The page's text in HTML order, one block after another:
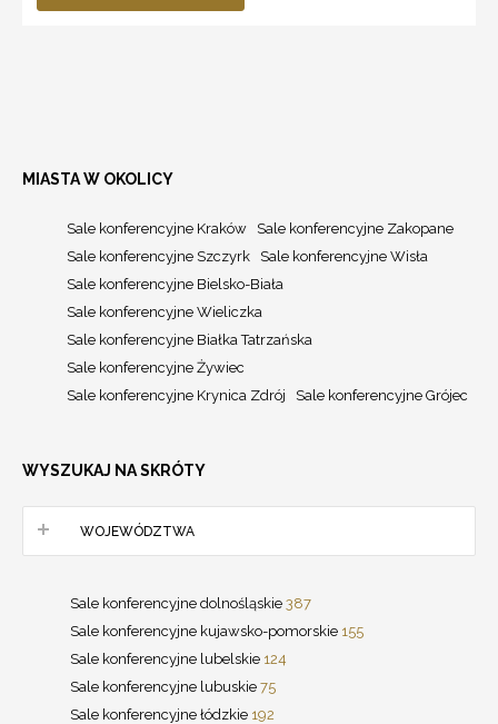
MIASTA W OKOLICY
Sale konferencyjne Kraków
Sale konferencyjne Zakopane
Sale konferencyjne Szczyrk
Sale konferencyjne Wisła
Sale konferencyjne Bielsko-Biała
Sale konferencyjne Wieliczka
Sale konferencyjne Białka Tatrzańska
Sale konferencyjne Żywiec
Sale konferencyjne Krynica Zdrój
Sale konferencyjne Grójec
WYSZUKAJ NA SKRÓTY
WOJEWÓDZTWA
Sale konferencyjne dolnośląskie 387
Sale konferencyjne kujawsko-pomorskie 155
Sale konferencyjne lubelskie 124
Sale konferencyjne lubuskie 75
Sale konferencyjne łódzkie 192